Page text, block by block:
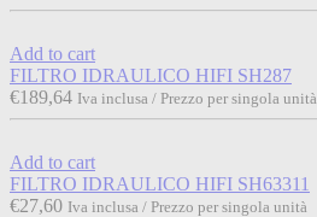
Add to cart
FILTRO IDRAULICO HIFI SH287
€189,64 Iva inclusa / Prezzo per singola unità
Add to cart
FILTRO IDRAULICO HIFI SH63311
€27,60 Iva inclusa / Prezzo per singola unità